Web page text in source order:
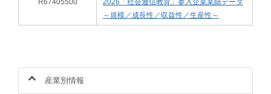
R67405500
2026「社会通信教育」参入企業業績データ
～規模／成長性／収益性／生産性～
産業別情報